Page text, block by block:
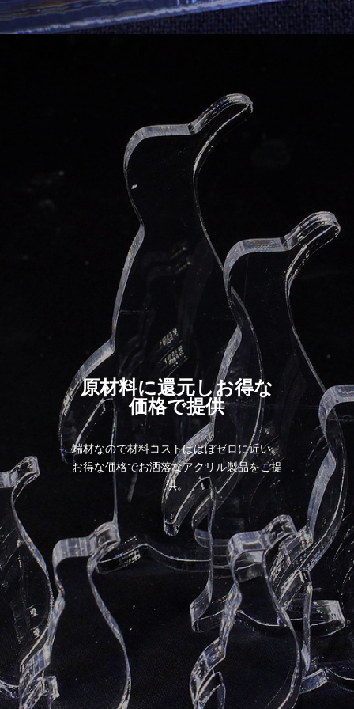
原材料に還元しお得な
価格で提供
端材なので材料コストははぼゼロに近い。
お得な価格でお洒落なアクリル製品をご提
供。